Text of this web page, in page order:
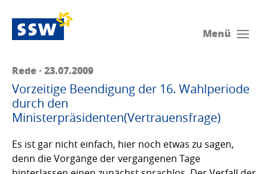
Menü
Rede · 23.07.2009
Vorzeitige Beendigung der 16. Wahlperiode
durch den
Ministerpräsidenten(Vertrauensfrage)
Es ist gar nicht einfach, hier noch etwas zu sagen,
denn die Vorgänge der vergangenen Tage